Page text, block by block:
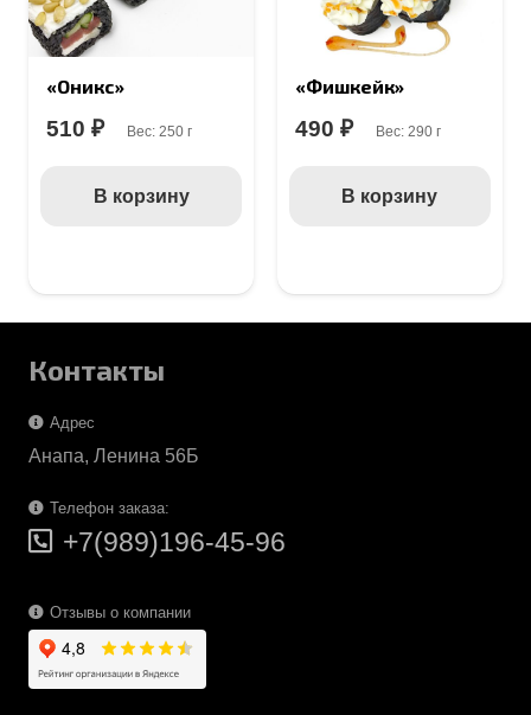
«Оникс»
510 ₽ Вес: 250 г
В корзину
«Фишкейк»
490 ₽ Вес: 290 г
В корзину
Контакты
Адрес
Анапа, Ленина 56Б
Телефон заказа:
+7(989)196-45-96
Отзывы о компании